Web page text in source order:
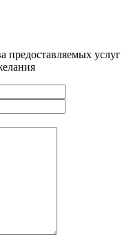
предоставляемых услуг